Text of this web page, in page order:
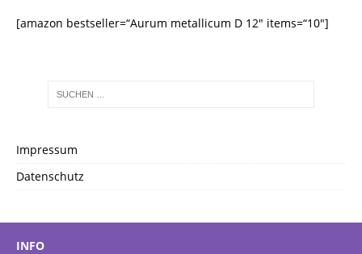
[amazon bestseller=“Aurum metallicum D 12″ items=“10″]
Impressum
Datenschutz
INFO